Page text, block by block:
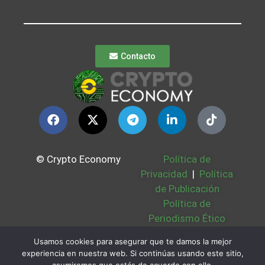
Contacto
© Crypto Economy
Política de
Privacidad | Política
de Publicación
Política de
Periodismo Ético
Bases Legales |
Partners | Sobre
Usamos cookies para asegurar que te damos la mejor
experiencia en nuestra web. Si continúas usando este sitio,